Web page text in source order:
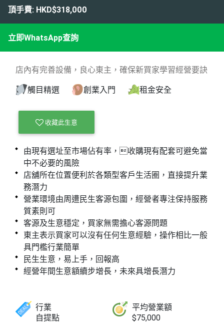
頂手費: HKD$318,000
立即WhatsApp查詢
店內有完善設備，良心東主，確保新買家學習經營要訣
觸目精選
創業入門 租金安全
收藏此生意
由現有選址至市場佔有率，收購現有配套可避免當
中不必要的風險
店舖所在位置便利於各類型客戶生活圈，直接提升業
務潛力
營業環境由周遭民生客源包圍，經營者專注保持服務
質素則可
客源及生意穩定，買家無需擔心客源問題
東主表示買家可以沒有任何生意經驗，操作相比一般
具門檻行業簡單
民生生意，易上手，回報高
經營年間生意額續步增長，未來具增長潛力
行業
自提點
平均營業額
$75,000